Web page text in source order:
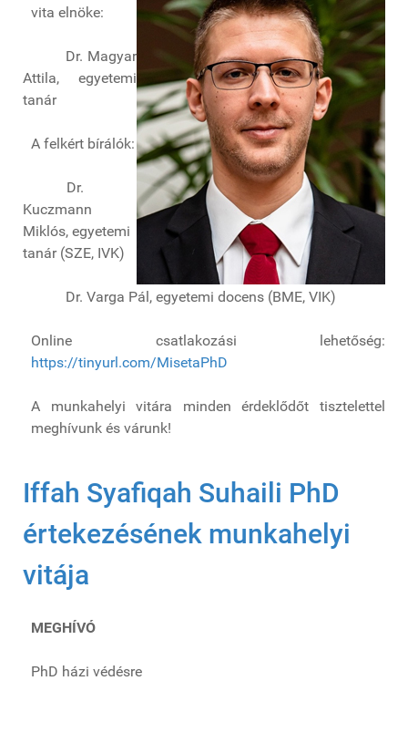
vita elnöke:
Dr. Magyar
Attila, egyetemi
tanár
A felkért bírálók:
Dr.
Kuczmann
Miklós, egyetemi
tanár (SZE, IVK)
Dr. Varga Pál, egyetemi docens (BME, VIK)
Online csatlakozási lehetőség:
https://tinyurl.com/MisetaPhD
A munkahelyi vitára minden érdeklődőt tisztelettel
meghívunk és várunk!
Iffah Syafiqah Suhaili PhD
értekezésének munkahelyi
vitája
MEGHÍVÓ
PhD házi védésre